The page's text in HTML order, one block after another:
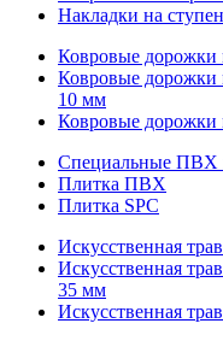
Накладки на
Ковровые дорожки
Ковровые дорожки
10 мм
Ковровые дорожки
Специальные ПВХ
Плитка ПВХ
Плитка SPC
Искуccтвенная
Искусственная
35 мм
Искусственная